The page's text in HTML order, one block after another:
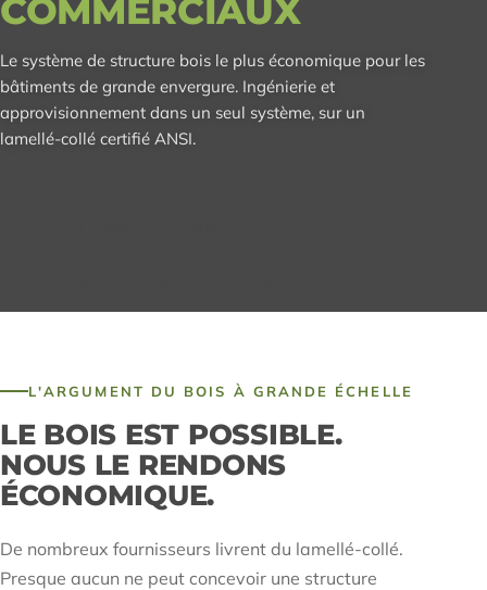
COMMERCIAUX
Le système de structure bois le plus économique pour les
bâtiments de grande envergure. Ingénierie et
approvisionnement dans un seul système, sur un
lamellé-collé certifié ANSI.
L'ARGUMENT DU BOIS À GRANDE ÉCHELLE
LE BOIS EST POSSIBLE.
NOUS LE RENDONS
ÉCONOMIQUE.
De nombreux fournisseurs livrent du lamellé-collé.
Presque aucun ne peut concevoir une structure